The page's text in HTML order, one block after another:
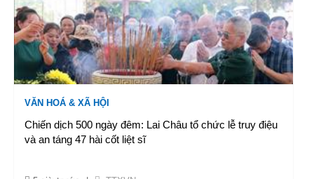
VĂN HOÁ & XÃ HỘI
Chiến dịch 500 ngày đêm: Lai Châu tổ chức lễ truy điệu
và an táng 47 hài cốt liệt sĩ